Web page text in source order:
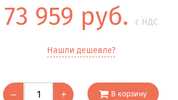
73 959 руб. с НДС
Нашли дешевле?
– + В корзину